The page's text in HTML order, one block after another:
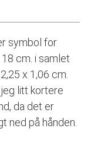
symbol for
cm. i samlet
x 1,06 cm.
litt kortere
da det er
ned på hånden.